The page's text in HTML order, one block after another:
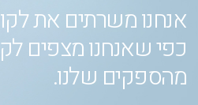
אנחנו משרתים את
כפי שאנחנו מצפים
מהספקים שלנו.